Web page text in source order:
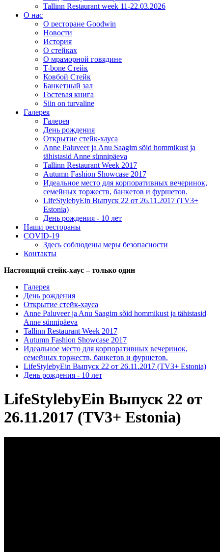
Tallinn Restaurant week 11-22.03.2026
О нас
О ресторане Goodwin
Новости
История
О стейках
О мраморной говядине
T-bone Стейк
Ковбой Стейк
Банкетный зал
Гостевая книга
Siin on turvaline
Галерея
Галерея
День рождения
Открытие стейк-хауса
Anne Paluveer ja Anu Saagim sõid hommikust ja
tähistasid Anne sünnipäeva
Tallinn Restaurant Week 2017
Autumn Fashion Showcase 2017
Идеальное место для корпоративных вечеринок,
семейных торжеств, банкетов и фуршетов.
LifeStylebyEin Выпуск 22 от 26.11.2017 (TV3+
Estonia)
День рождения - 10 лет
Наши рестораны
COVID-19
Здесь соблюдены меры безопасности
Контакты
Настоящий стейк-хаус – только один
Галерея
День рождения
Открытие стейк-хауса
Anne Paluveer ja Anu Saagim sõid hommikust ja tähistasid
Anne sünnipäeva
Tallinn Restaurant Week 2017
Autumn Fashion Showcase 2017
Идеальное место для корпоративных вечеринок,
семейных торжеств, банкетов и фуршетов.
LifeStylebyEin Выпуск 22 от 26.11.2017 (TV3+ Estonia)
День рождения - 10 лет
LifeStylebyEin Выпуск 22 от
26.11.2017 (TV3+ Estonia)